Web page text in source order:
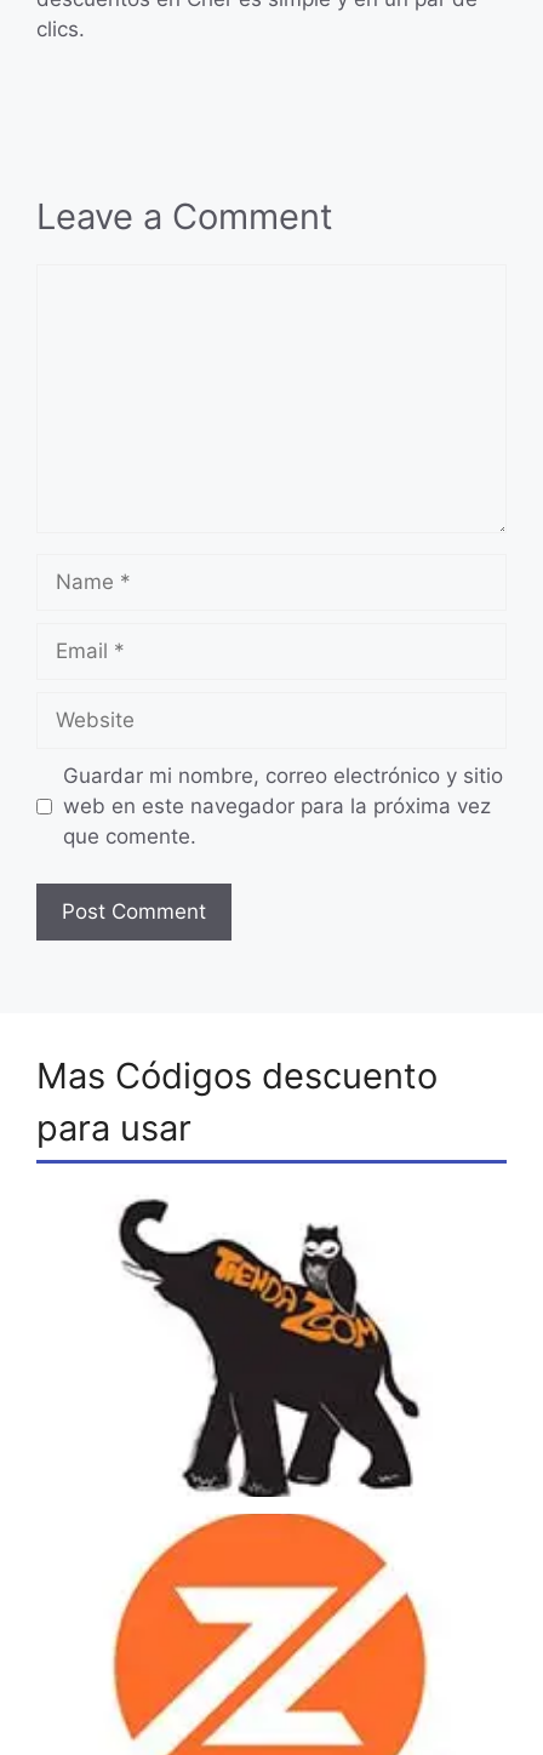
clics.
Leave a Comment
Name
Email
Website
Guardar mi nombre, correo electrónico y sitio
web en este navegador para la próxima vez
que comente.
Mas Códigos descuento
para usar